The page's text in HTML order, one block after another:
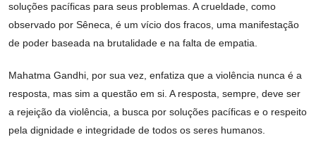
soluções pacíficas para seus problemas. A crueldade, como
observado por Sêneca, é um vício dos fracos, uma manifestação
de poder baseada na brutalidade e na falta de empatia.
Mahatma Gandhi, por sua vez, enfatiza que a violência nunca é a
resposta, mas sim a questão em si. A resposta, sempre, deve ser
a rejeição da violência, a busca por soluções pacíficas e o respeito
pela dignidade e integridade de todos os seres humanos.